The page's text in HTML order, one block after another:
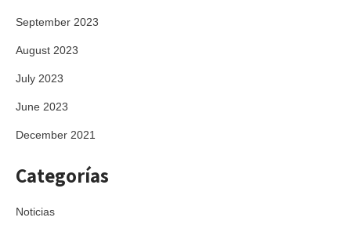
September 2023
August 2023
July 2023
June 2023
December 2021
Categorías
Noticias